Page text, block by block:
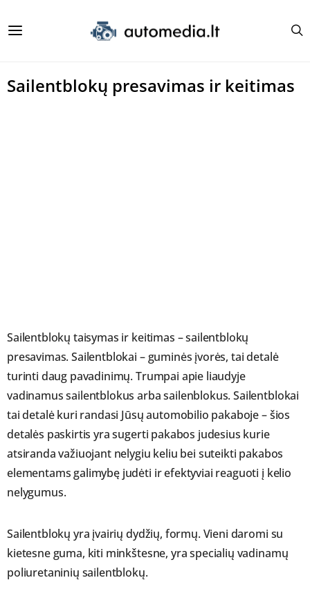
Sailentblokų presavimas ir keitimas
Sailentblokų taisymas ir keitimas – sailentblokų
presavimas. Sailentblokai – guminės įvorės, tai detalė
turinti daug pavadinimų. Trumpai apie liaudyje
vadinamus sailentblokus arba sailenblokus. Sailentblokai
tai detalė kuri randasi Jūsų automobilio pakaboje – šios
detalės paskirtis yra sugerti pakabos judesius kurie
atsiranda važiuojant nelygiu keliu bei suteikti pakabos
elementams galimybę judėti ir efektyviai reaguoti į kelio
nelygumus.
Sailentblokų yra įvairių dydžių, formų. Vieni daromi su
kietesne guma, kiti minkštesne, yra specialių vadinamų
poliuretaninių sailentblokų.